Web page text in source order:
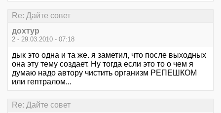
Re: Дайте совет
дохтур
2 - 29.03.2010 - 07:18
дык это одна и та же. я заметил, что после выходных
она эту тему создает. Ну тогда если это то о чем я
думаю надо автору чистить организм РЕПЕШКОМ
или гептралом...
Re: Дайте совет